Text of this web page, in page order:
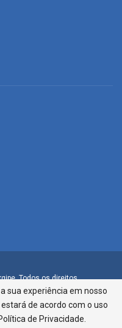
Todos os direitos
276, Bairro São José |
- CI Centro de
sua experiência em nosso
de acordo com o uso
de Privacidade.